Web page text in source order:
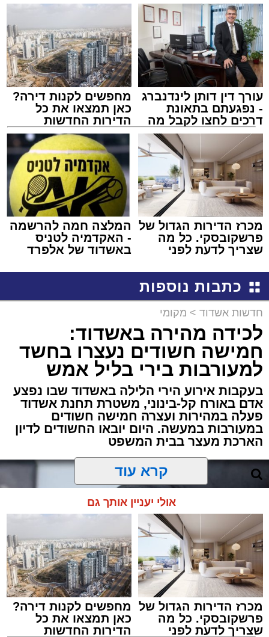
עורך דין דותן לינדנברג
- נפגעתם בתאונת
דרכים לחצו לקבל מה
שמגיע לכם
מחפשים לקנות דירה?
כאן תמצאו את כל
הדירות החדשות
למכירה באשדוד >>>
מכרז הדירות הגדול של
פרשקובסקי. כל מה
שצריך לדעת לפני
באשדוד
המלצה חמה להרשמה
- האקדמיה לטניס
באשדוד של אלפרד
כתבות נוספות
חדשות אשדוד > מקומי
לכידה מהירה באשדוד:
חמישה חשודים נעצרו בחשד
למעורבות בירי בליל אמש
בעקבות אירוע הירי הלילה באשדוד שבו נפצע
אדם באורח קל-בינוני, משטרת תחנת אשדוד
פעלה במהירות ועצרה חמישה חשודים
במעורבות במעשה. היום יובאו החשודים לדיון
הארכת מעצר בבית המשפט
קרא עוד
אולי יעניין אותך גם
מכרז הדירות הגדול של
פרשקובסקי. כל מה
שצריך לדעת לפני
מחפשים לקנות דירה?
כאן תמצאו את כל
הדירות החדשות